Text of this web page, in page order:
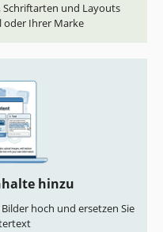
Schriftarten und Layouts
oder Ihrer Marke
hinzu
hoch und ersetzen Sie